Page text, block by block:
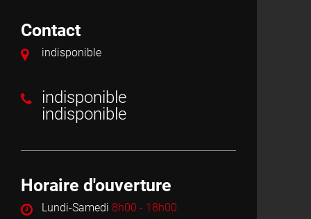
Contact
indisponible
indisponible
indisponible
Horaire d'ouverture
Lundi-Samedi 8h00 - 18h00